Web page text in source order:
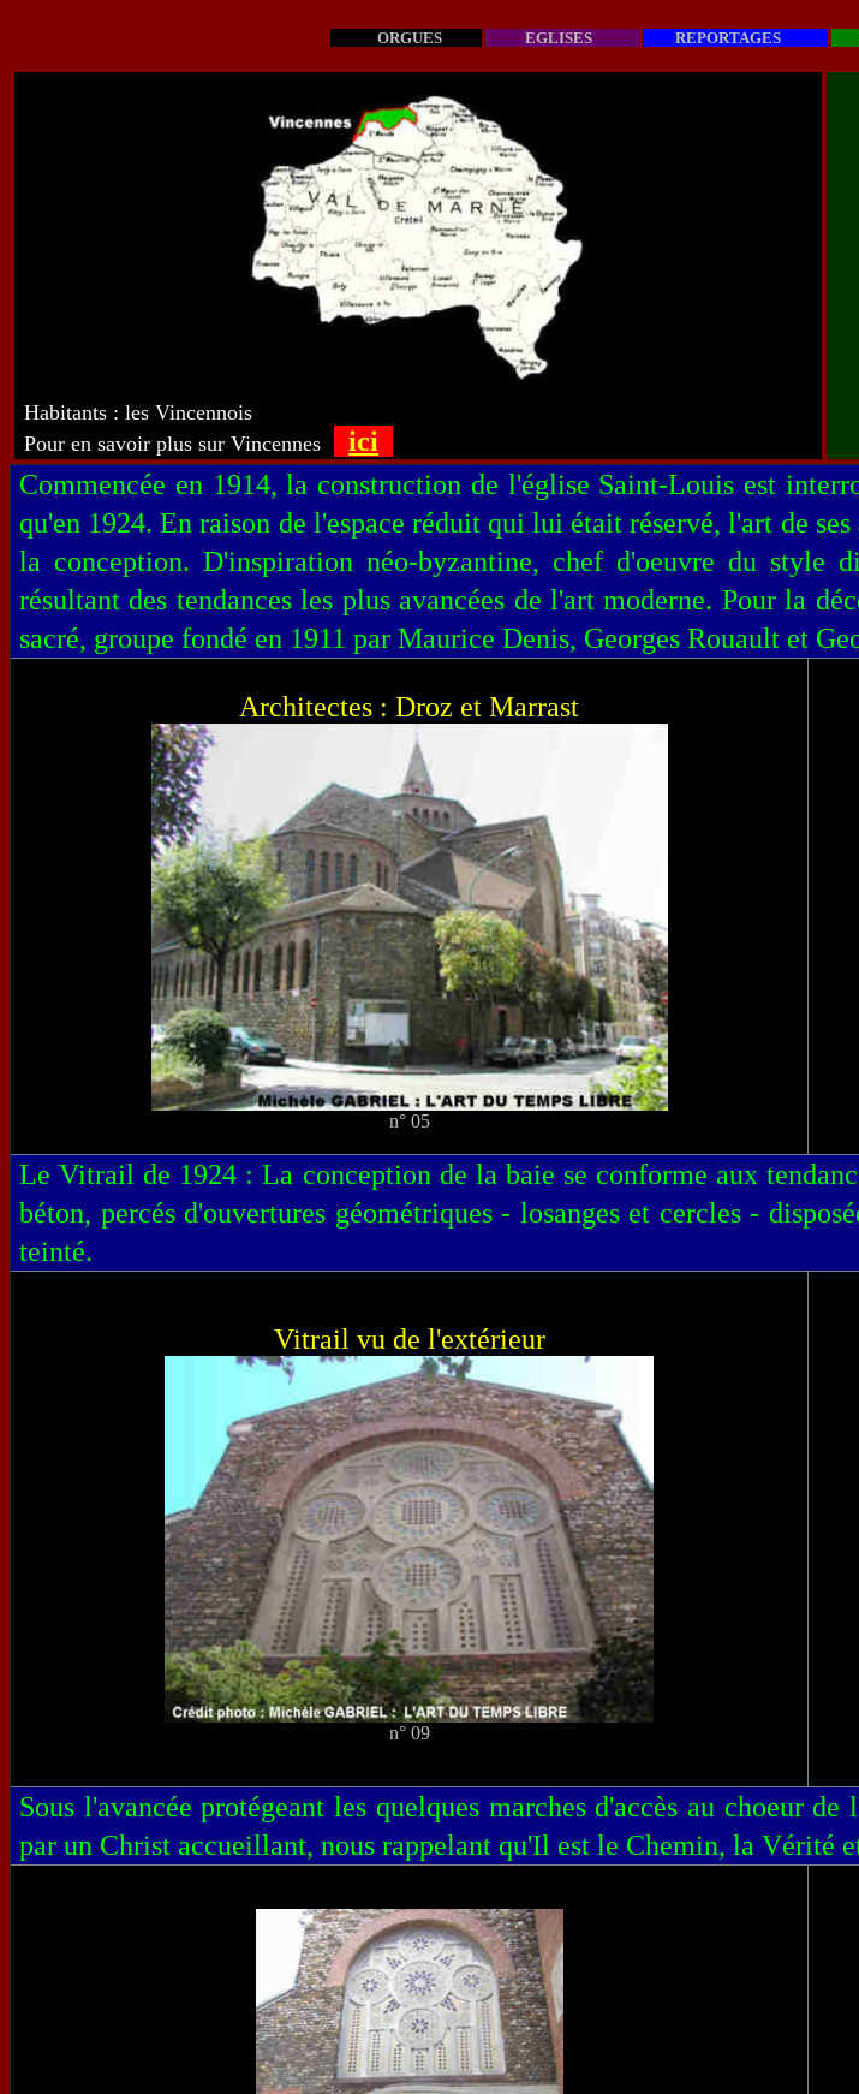
ORGUES EGLISES REPORTAGES
Habitants : les Vincennois
Pour en savoir plus sur Vincennes
ici
Commencée en 1914, la construction de l'église Saint-Louis est
qu'en 1924. En raison de l'espace réduit qui lui était réservé, l'art de
la conception. D'inspiration néo-byzantine, chef d'oeuvre du style
résultant des tendances les plus avancées de l'art moderne. Pour la
sacré, groupe fondé en 1911 par Maurice Denis, Georges Rouault et
Architectes : Droz et Marrast
n° 05
Le Vitrail de 1924 : La conception de la baie se conforme aux
béton, percés d'ouvertures géométriques - losanges et cercles -
teinté.
Vitrail vu de l'extérieur
n° 09
Sous l'avancée protégeant les quelques marches d'accès au choeur
par un Christ accueillant, nous rappelant qu'Il est le Chemin, la Vérité